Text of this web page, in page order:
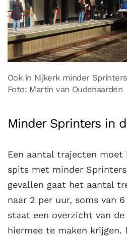
Ook in Nijkerk minder
Foto: Martin van Oudenaarden
Minder Sprinters in
Een aantal trajecten
spits met minder
gevallen gaat het aantal
naar 2 per uur, soms van
staat een overzicht van
hiermee te maken krijgen.